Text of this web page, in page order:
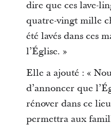
dire que ces lave-
quatre-vingt mille
été lavés dans ces
l’Église. »
Elle a ajouté : «
d’annoncer que
rénover dans ce
permettra aux